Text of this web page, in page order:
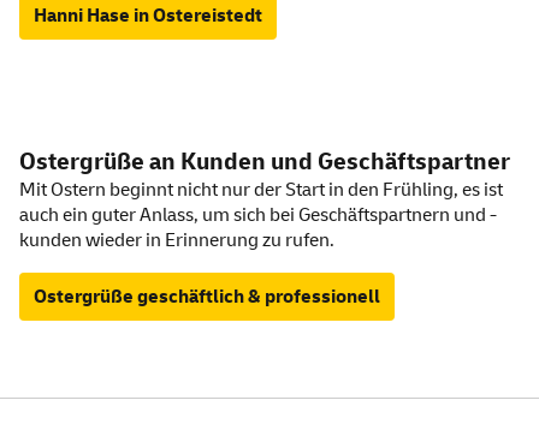
Hanni Hase in Ostereistedt
Ostergrüße an Kunden und Geschäftspartner
Mit Ostern beginnt nicht nur der Start in den Frühling, es ist
auch ein guter Anlass, um sich bei Geschäftspartnern und -
kunden wieder in Erinnerung zu rufen.
Ostergrüße geschäftlich & professionell